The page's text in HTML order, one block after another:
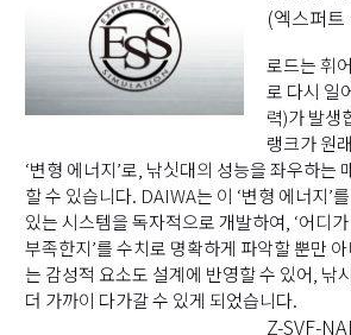
(엑스퍼
로드는 휘
로 다시 일
력)가 발생
랭크가 원
‘변형 에너지’로, 낚싯대의 성능을 좌우하는
할 수 있습니다. DAIWA는 이 ‘변형 에너지’
있는 시스템을 독자적으로 개발하여, ‘어디
부족한지’를 수치로 명확하게 파악할 뿐만
는 감성적 요소도 설계에 반영할 수 있어, 낚
더 가까이 다가갈 수 있게 되었습니다.
Z-SVF-